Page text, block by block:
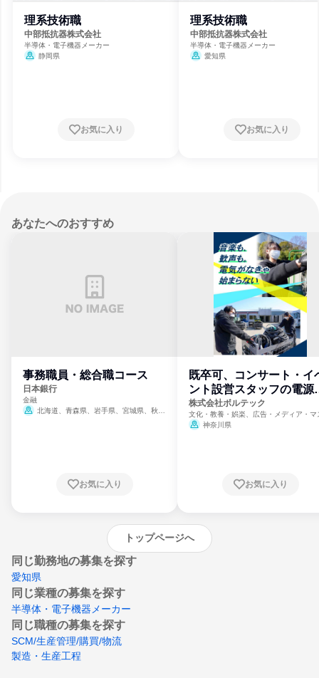
理系技術職
中部抵抗器株式会社
半導体・電子機器メーカー
静岡県
お気に入り
理系技術職
中部抵抗器株式会社
半導体・電子機器メーカー
愛知県
お気に入り
あなたへのおすすめ
事務職員・総合職コース
日本銀行
金融
北海道、青森県、岩手県、宮城県、秋田
崎県、熊本県、大分県、宮崎県、鹿児島県、
お気に入り
既卒可、コンサート・イ
ント設営スタッフの電源
門
株式会社ボルテック
文化・教養・娯楽、広告・メディア・マ
ミ、電力・ガス・水道・エネルギー
神奈川県
お気に入り
トップページへ
同じ勤務地の募集を探す
愛知県
同じ業種の募集を探す
半導体・電子機器メーカー
同じ職種の募集を探す
SCM/生産管理/購買/物流
製造・生産工程